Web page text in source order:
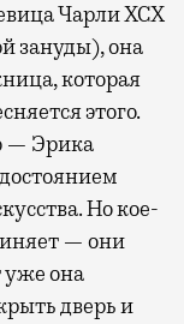
Чарли XCX
зануды), она
которая
этого.
— Эрика
Но кое-
— они
уже она
дверь и